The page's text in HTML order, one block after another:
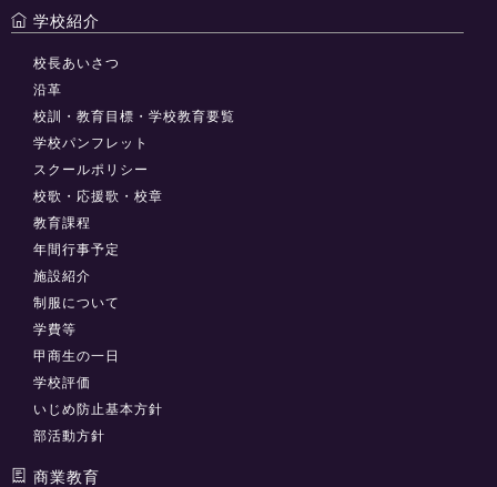
学校紹介
校長あいさつ
沿革
校訓・教育目標・学校教育要覧
学校パンフレット
スクールポリシー
校歌・応援歌・校章
教育課程
年間行事予定
施設紹介
制服について
学費等
甲商生の一日
学校評価
いじめ防止基本方針
部活動方針
商業教育